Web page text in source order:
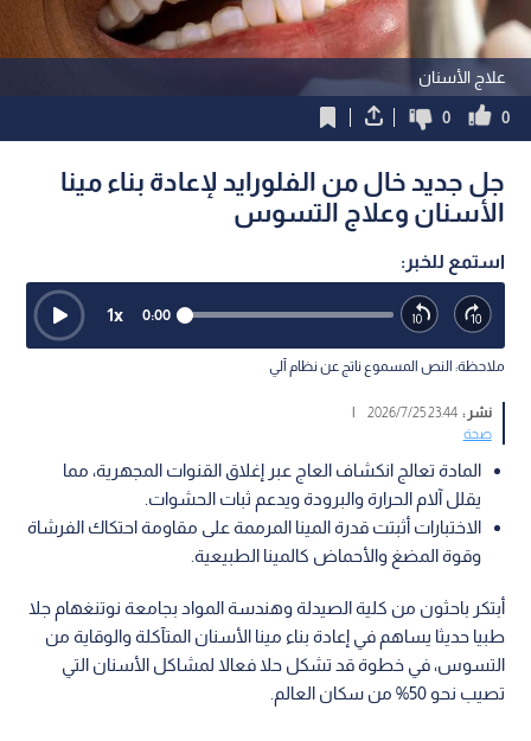
علاج الأسنان
0
0
جل جديد خال من الفلورايد لإعادة بناء مينا
الأسنان وعلاج التسوس
استمع للخبر:
0:00
1x
ملاحظة: النص المسموع ناتج عن نظام آلي
نشر :23:44 2026/7/25
|
صحة
المادة تعالج انكشاف العاج عبر إغلاق القنوات المجهرية، مما
يقلل آلام الحرارة والبرودة ويدعم ثبات الحشوات.
الاختبارات أثبتت قدرة المينا المرممة على مقاومة احتكاك الفرشاة
وقوة المضغ والأحماض كالمينا الطبيعية.
أبتكر باحثون من كلية الصيدلة وهندسة المواد بجامعة نوتنغهام جلا
طبيا حديثا يساهم في إعادة بناء مينا الأسنان المتآكلة والوقاية من
التسوس، في خطوة قد تشكل حلا فعالا لمشاكل الأسنان التي
تصيب نحو 50% من سكان العالم.